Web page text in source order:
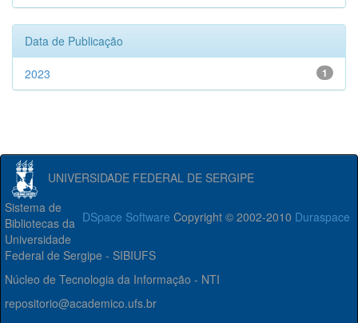
Data de Publicação
1
2023
UNIVERSIDADE FEDERAL DE SERGIPE
DSpace Software Copyright © 2002-2010 Duraspace
Sistema de
Bibliotecas da
Universidade
Federal de Sergipe - SIBIUFS
Núcleo de Tecnologia da Informação - NTI
repositorio@academico.ufs.br